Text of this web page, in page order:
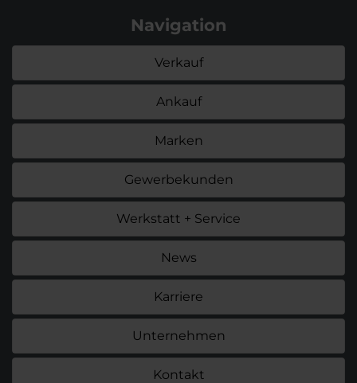
Navigation
Verkauf
Ankauf
Marken
Gewerbekunden
Werkstatt + Service
News
Karriere
Unternehmen
Kontakt